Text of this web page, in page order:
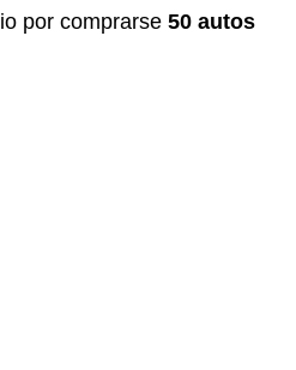
por comprarse 50 autos